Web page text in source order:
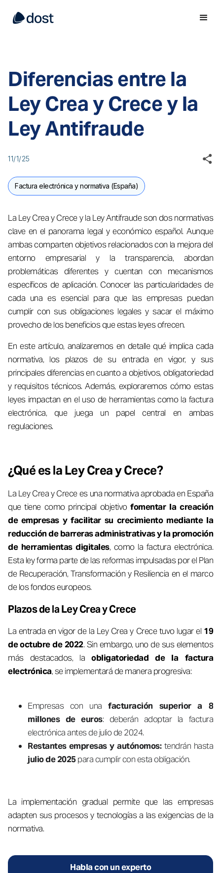
Diferencias entre la
Ley Crea y Crece y la
Ley Antifraude
11/1/25
Factura electrónica y normativa (España)
La Ley Crea y Crece y la Ley Antifraude son dos normativas
clave en el panorama legal y económico español. Aunque
ambas comparten objetivos relacionados con la mejora del
entorno empresarial y la transparencia, abordan
problemáticas diferentes y cuentan con mecanismos
específicos de aplicación. Conocer las particularidades de
cada una es esencial para que las empresas puedan
cumplir con sus obligaciones legales y sacar el máximo
provecho de los beneficios que estas leyes ofrecen.
En este artículo, analizaremos en detalle qué implica cada
normativa, los plazos de su entrada en vigor, y sus
principales diferencias en cuanto a objetivos, obligatoriedad
y requisitos técnicos. Además, exploraremos cómo estas
leyes impactan en el uso de herramientas como la factura
electrónica, que juega un papel central en ambas
regulaciones.
¿Qué es la Ley Crea y Crece?
La Ley Crea y Crece es una normativa aprobada en España
que tiene como principal objetivofomentar la creación
de empresas y facilitar su crecimiento mediante la
reducción de barreras administrativas y la promoción
de herramientas digitales, como la factura electrónica.
Esta ley forma parte de las reformas impulsadas por el Plan
de Recuperación, Transformación y Resiliencia en el marco
de los fondos europeos.
Plazos de la Ley Crea y Crece
La entrada en vigor de la Ley Crea y Crece tuvo lugar el 19
de octubre de 2022. Sin embargo, uno de sus elementos
más destacados, laobligatoriedad de la factura
electrónica, se implementará de manera progresiva:
Empresas con unafacturación superior a 8
millones de euros: deberán adoptar la factura
electrónica antes de julio de 2024.
Restantes empresas y autónomos: tendrán hasta
julio de 2025para cumplir con esta obligación.
La implementación gradual permite que las empresas
adapten sus procesos y tecnologías a las exigencias de la
normativa.
Habla con un experto